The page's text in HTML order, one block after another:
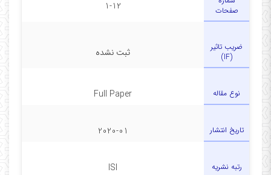
صفحات
1-12
ضریب تاثیر
(IF)
ثبت نشده
نوع مقاله Full Paper
تاریخ انتشار 2020-01
رتبه نشریه ISI